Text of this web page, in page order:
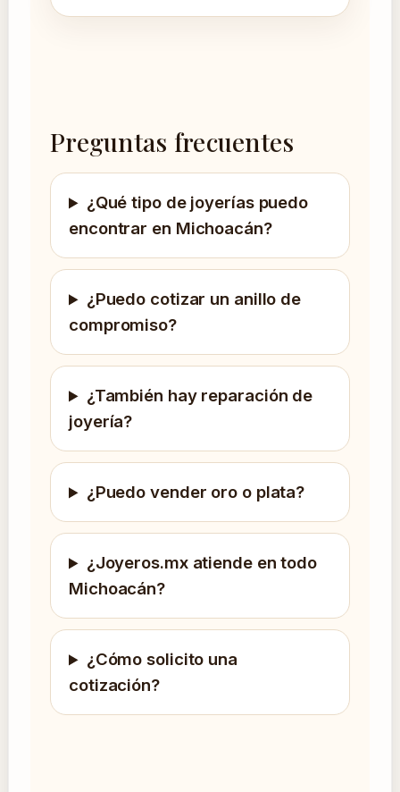
Preguntas frecuentes
¿Qué tipo de joyerías puedo
encontrar en Michoacán?
¿Puedo cotizar un anillo de
compromiso?
¿También hay reparación de
joyería?
¿Puedo vender oro o plata?
¿Joyeros.mx atiende en todo
Michoacán?
¿Cómo solicito una
cotización?